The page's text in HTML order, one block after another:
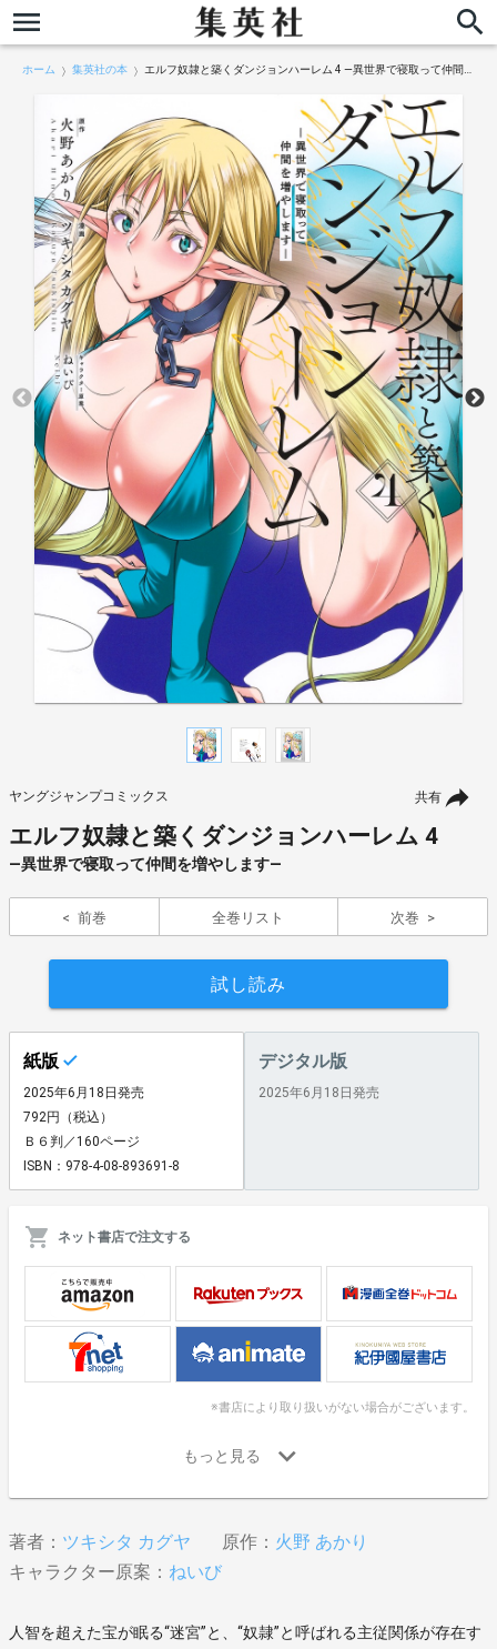
ホーム 集英社の本 エルフ奴隷と築くダンジョンハーレム 4 ―異世界で寝取って仲間を増やします―
共有
ヤングジャンプコミックス
エルフ奴隷と築くダンジョンハーレム 4
―異世界で寝取って仲間を増やします―
前巻 全巻リスト 次巻
試し読み
紙版
2025年6月18日発売
792円（税込）
Ｂ６判／160ページ
ISBN：978-4-08-893691-8
デジタル版
2025年6月18日発売
ネット書店で注文する
※書店により取り扱いがない場合がございます。
著者： ツキシタ カグヤ 原作： 火野 あかり
キャラクター原案： ねいび
人智を超えた宝が眠る“迷宮”と、“奴隷”と呼ばれる主従関係が存在す